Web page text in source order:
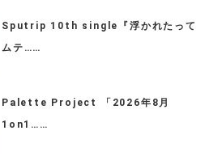
Sputrip 10th single『浮かれたって
ムテ……
Palette Project 「2026年8月
1on1……